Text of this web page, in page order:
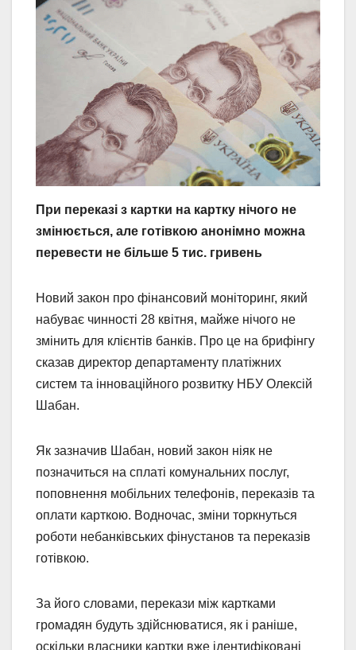
При переказі з картки на картку нічого не
змінюється, але готівкою анонімно можна
перевести не більше 5 тис. гривень
Новий закон про фінансовий моніторинг, який
набуває чинності 28 квітня, майже нічого не
змінить для клієнтів банків. Про це на брифінгу
сказав директор департаменту платіжних
систем та інноваційного розвитку НБУ Олексій
Шабан.
Як зазначив Шабан, новий закон ніяк не
позначиться на сплаті комунальних послуг,
поповнення мобільних телефонів, переказів та
оплати карткою. Водночас, зміни торкнуться
роботи небанківських фінустанов та переказів
готівкою.
За його словами, перекази між картками
громадян будуть здійснюватися, як і раніше,
оскільки власники картки вже ідентифіковані